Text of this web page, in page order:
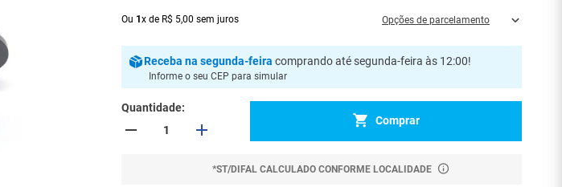
Ou 1x de R$ 5,00 sem juros Opções de parcelamento
Recebana segunda-feira comprando até segunda-feira às 12:00!
Informe o seu CEP para simular
Quantidade
Comprar
*ST/DIFAL CALCULADO CONFORME LOCALIDADE